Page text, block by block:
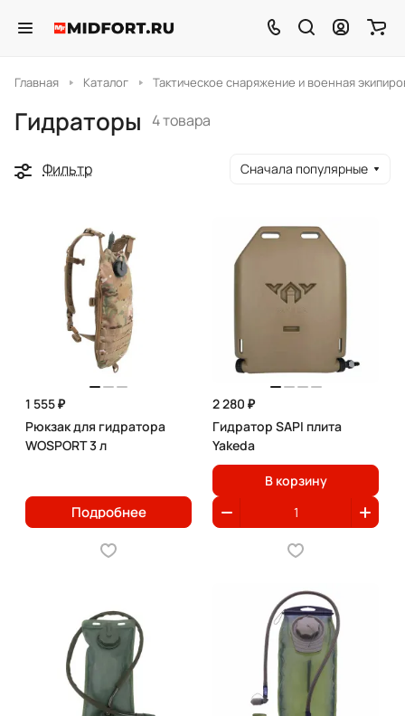
Главная Каталог Тактическое снаряжение и военная
Гидраторы 4 товара
Фильтр Сначала популярные
1 555 ₽
Рюкзак для гидратора
WOSPORT 3 л
Подробнее
2 280 ₽
Гидратор SAPI плита
Yakeda
В корзину